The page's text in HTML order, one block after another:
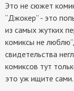
Это не сюжет
“Джокер” - это
из самых жутких
комиксы не
свидетельства
комиксов тут
это уж ищите сами.